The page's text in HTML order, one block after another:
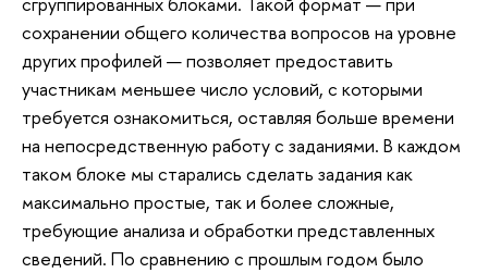
сохранении общего количества вопросов на уровне
других профилей — позволяет предоставить
участникам меньшее число условий, с которыми
требуется ознакомиться, оставляя больше времени
на непосредственную работу с заданиями. В каждом
таком блоке мы старались сделать задания как
максимально простые, так и более сложные,
требующие анализа и обработки представленных
сведений. По сравнению с прошлым годом было